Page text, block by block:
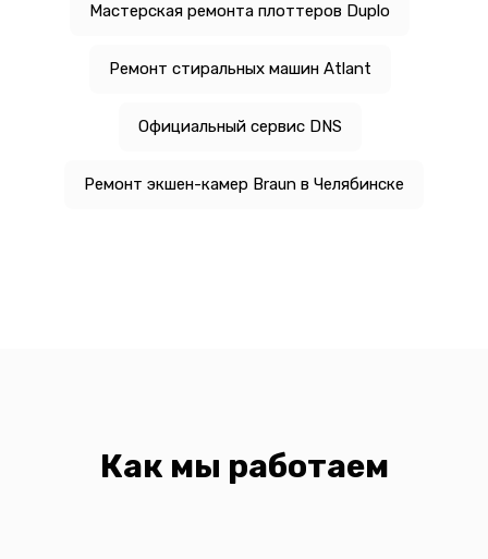
Мастерская ремонта плоттеров Duplo
Ремонт стиральных машин Atlant
Официальный сервис DNS
Ремонт экшен-камер Braun в Челябинске
Как мы работаем